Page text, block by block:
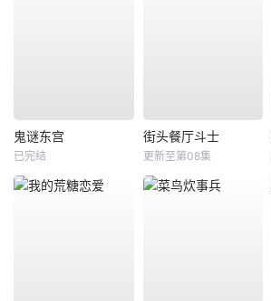
鬼谜东宫
已完结
街头餐厅斗士
更新至第08集